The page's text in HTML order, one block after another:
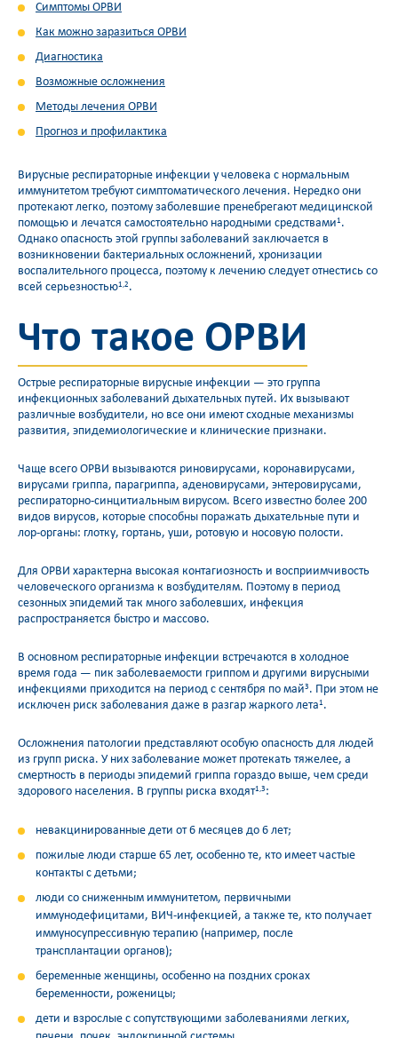
Симптомы ОРВИ
Как можно заразиться ОРВИ
Диагностика
Возможные осложнения
Методы лечения ОРВИ
Прогноз и профилактика
Вирусные респираторные инфекции у человека с нормальным
иммунитетом требуют симптоматического лечения. Нередко они
протекают легко, поэтому заболевшие пренебрегают медицинской
помощью и лечатся самостоятельно народными средствами1 .
Однако опасность этой группы заболеваний заключается в
возникновении бактериальных осложнений, хронизации
воспалительного процесса, поэтому к лечению следует отнестись со
всей серьезностью1,2 .
Что такое ОРВИ
Острые респираторные вирусные инфекции — это группа
инфекционных заболеваний дыхательных путей. Их вызывают
различные возбудители, но все они имеют сходные механизмы
развития, эпидемиологические и клинические признаки.
Чаще всего ОРВИ вызываются риновирусами, коронавирусами,
вирусами гриппа, парагриппа, аденовирусами, энтеровирусами,
респираторно-синцитиальным вирусом. Всего известно более 200
видов вирусов, которые способны поражать дыхательные пути и
лор-органы: глотку, гортань, уши, ротовую и носовую полости.
Для ОРВИ характерна высокая контагиозность и восприимчивость
человеческого организма к возбудителям. Поэтому в период
сезонных эпидемий так много заболевших, инфекция
распространяется быстро и массово.
В основном респираторные инфекции встречаются в холодное
время года — пик заболеваемости гриппом и другими вирусными
инфекциями приходится на период с сентября по май3 . При этом не
исключен риск заболевания даже в разгар жаркого лета1 .
Осложнения патологии представляют особую опасность для людей
из групп риска. У них заболевание может протекать тяжелее, а
смертность в периоды эпидемий гриппа гораздо выше, чем среди
здорового населения. В группы риска входят1,3 :
невакцинированные дети от 6 месяцев до 6 лет;
пожилые люди старше 65 лет, особенно те, кто имеет частые
контакты с детьми;
люди со сниженным иммунитетом, первичными
иммунодефицитами, ВИЧ-инфекцией, а также те, кто получает
иммуносупрессивную терапию (например, после
трансплантации органов);
беременные женщины, особенно на поздних сроках
беременности, роженицы;
дети и взрослые с сопутствующими заболеваниями легких,